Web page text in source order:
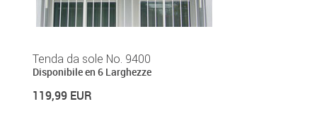
Tenda da sole No. 9400
Disponibile en 6 Larghezze
119,99 EUR